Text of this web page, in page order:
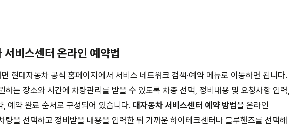
비스센터 온라인 예약법
현대자동차 공식 홈페이지에서 서비스 네트워크 검색·예약 메뉴로 이동하면 됩니다.
하는 장소와 시간에 차량관리를 받을 수 있도록 차종 선택, 정비내용 및 요청사항 입력,
예약 완료 순서로 구성되어 있습니다. 대자동차 서비스센터 예약 방법을 온라인
량을 선택하고 정비받을 내용을 입력한 뒤 가까운 하이테크센터나 블루핸즈를 선택해